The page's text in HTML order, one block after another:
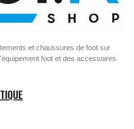
et chaussures de foot sur
foot et des accessoires